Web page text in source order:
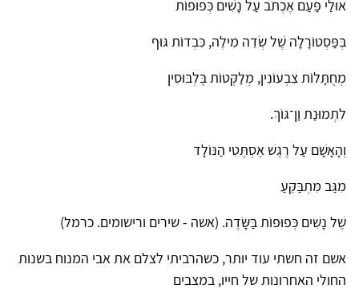
אוּלַי פַּעַם אֶכְתֹּב עַל נָשִׁים כְּפוּפוֹת
בְּפַּסְטוֹרָלָה שֶׁל שְׂדֵה מִילֶה, כִּבְדוֹת גּוּף
מְחֻתָּלוֹת צִבְעוֹנִין, מְלַקְּטוֹת בֻּלְבּוּסִין
לִתְמוּנַת וַן־גּוֹךְ.
וְהָאָשָׁם עַל רֶגֶשׁ אֶסְתֶּטִי הַנּוֹלָד
מִגַּב מִתְבַּקֵּעַ
שֶׁל נָשִׁים כְּפוּפוֹת בַּשָּׂדֶה. (אשה - שירים ורישומים. כרמל)
אשם זה חשתי עוד יותר, כשהרביתי לצלם את אבי המנוח בשנות
החולי האחרונות של חייו, במצבים